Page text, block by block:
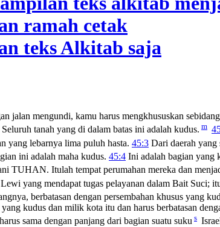
jalan mengundi, kamu harus mengkhususkan
tanah yang di dalam batas ini adalah kudus. m
yang lebarnya lima puluh hasta. 45:3 Dari daerah
ini adalah maha kudus. 45:4 Ini adalah bagian yang
TUHAN. Itulah tempat perumahan mereka dan
yang mendapat tugas pelayanan dalam Bait Suci;
berbatasan dengan persembahan khusus yang
kudus dan milik kota itu dan harus berbatasan
sama dengan panjang dari bagian suatu suku s